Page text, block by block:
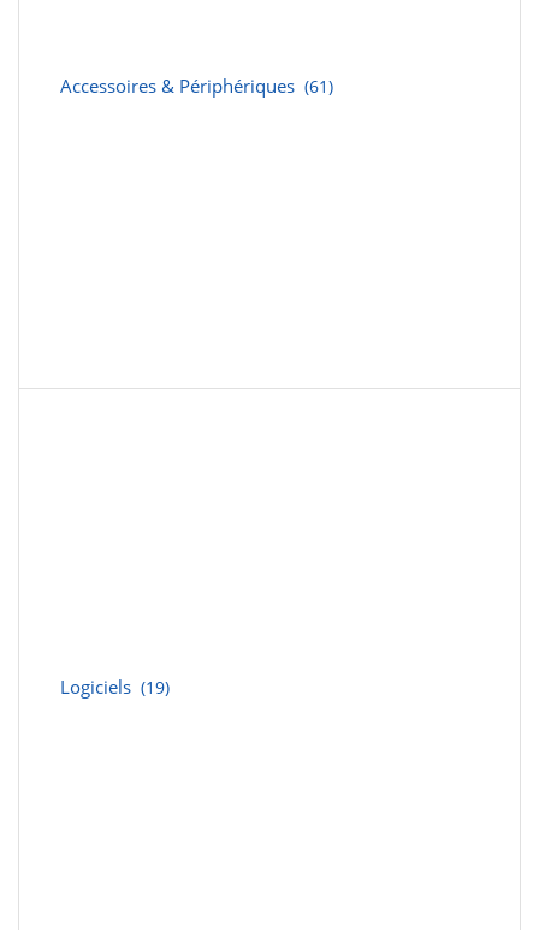
Accessoires & Périphériques (61)
Logiciels (19)